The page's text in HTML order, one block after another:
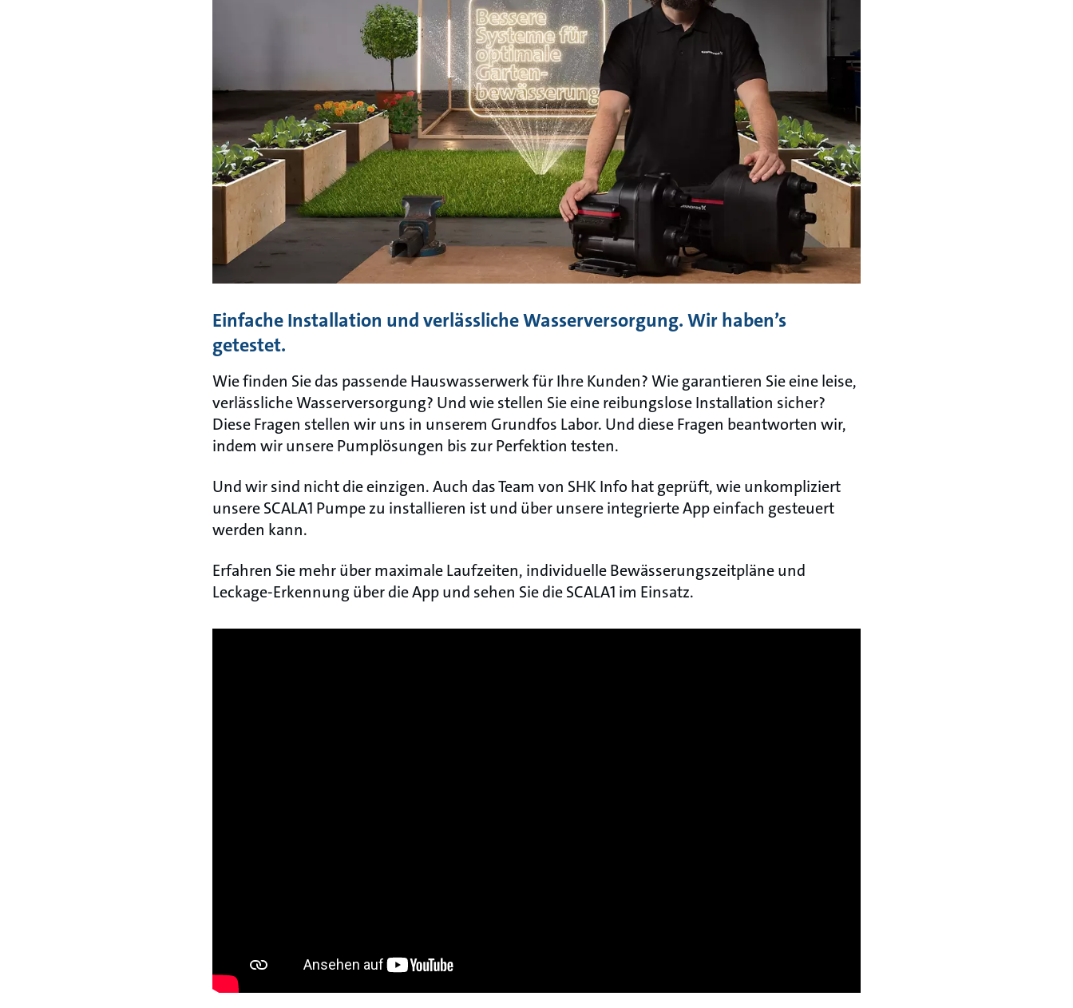
Einfache Installation und verlässliche Wasserversorgung. Wir haben’s
getestet.
Wie finden Sie das passende Hauswasserwerk für Ihre Kunden? Wie garantieren Sie eine leise,
verlässliche Wasserversorgung? Und wie stellen Sie eine reibungslose Installation sicher?
Diese Fragen stellen wir uns in unserem Grundfos Labor. Und diese Fragen beantworten wir,
indem wir unsere Pumplösungen bis zur Perfektion testen.
Und wir sind nicht die einzigen. Auch das Team von SHK Info hat geprüft, wie unkompliziert
unsere SCALA1 Pumpe zu installieren ist und über unsere integrierte App einfach gesteuert
werden kann.
Erfahren Sie mehr über maximale Laufzeiten, individuelle Bewässerungszeitpläne und
Leckage-Erkennung über die App und sehen Sie die SCALA1 im Einsatz.